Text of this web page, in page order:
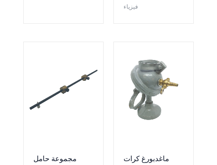
فيزياء
مجموعة حامل
ماغدبورغ كرات